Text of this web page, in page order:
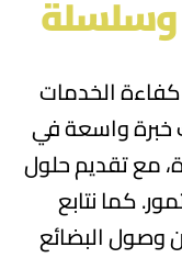
وسلسلة
الخدمات
خبرة واسعة في
مع تقديم حلول
كما نتابع
البضائع